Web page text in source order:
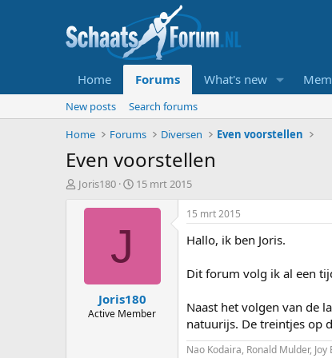
Home Forums What's new
New posts
Search forums
Home
Forums Diversen Even voorstellen
Even voorstellen
T
Joris180
S
a
t
u
m
15 mrt 2015
J
Joris180
Active Member
15 mrt 2015
Hallo, ik ben Joris.
Dit forum volg ik al een
Naast het volgen van de
natuurijs. De treintjes op
Nao Kodaira, Ronald Mulder,